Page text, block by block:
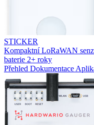
STICKER
Kompaktní LoRaWAN
baterie 2+ roky
Přehled Dokumentace